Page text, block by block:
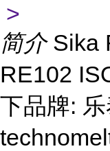
>
简介 Sika
RE102
下品牌: 乐